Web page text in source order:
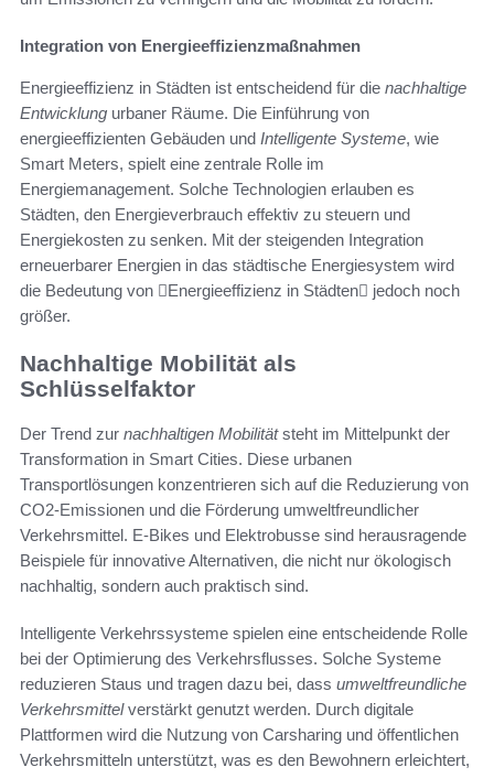
Integration von Energieeffizienzmaßnahmen
Energieeffizienz in Städten ist entscheidend für die nachhaltige
Entwicklung urbaner Räume. Die Einführung von
energieeffizienten Gebäuden und Intelligente Systeme, wie
Smart Meters, spielt eine zentrale Rolle im
Energiemanagement. Solche Technologien erlauben es
Städten, den Energieverbrauch effektiv zu steuern und
Energiekosten zu senken. Mit der steigenden Integration
erneuerbarer Energien in das städtische Energiesystem wird
die Bedeutung von Energieeffizienz in Städten jedoch noch
größer.
Nachhaltige Mobilität als
Schlüsselfaktor
Der Trend zur nachhaltigen Mobilitätsteht im Mittelpunkt der
Transformation in Smart Cities. Diese urbanen
Transportlösungen konzentrieren sich auf die Reduzierung von
CO2-Emissionen und die Förderung umweltfreundlicher
Verkehrsmittel. E-Bikes und Elektrobusse sind herausragende
Beispiele für innovative Alternativen, die nicht nur ökologisch
nachhaltig, sondern auch praktisch sind.
Intelligente Verkehrssysteme spielen eine entscheidende Rolle
bei der Optimierung des Verkehrsflusses. Solche Systeme
reduzieren Staus und tragen dazu bei, dass umweltfreundliche
Verkehrsmittelverstärkt genutzt werden. Durch digitale
Plattformen wird die Nutzung von Carsharing und öffentlichen
Verkehrsmitteln unterstützt, was es den Bewohnern erleichtert,